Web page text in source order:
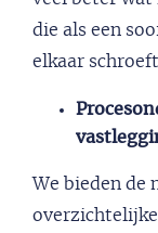
die als een
elkaar
We bieden de